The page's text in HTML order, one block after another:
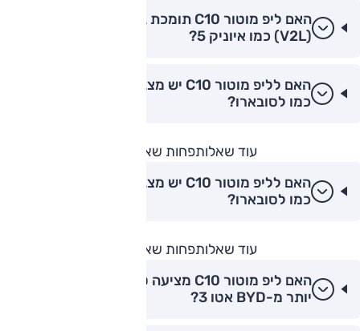
האם ליפ מוטור C10 תומכת בטעינה דו-כיוונית
(V2L) כמו איוניק 5?
האם לליפ מוטור C10 יש מצב נסיעה בשלג/בוץ
כמו לסובארו?
עוד שאלותפחות שאלות
האם לליפ מוטור C10 יש מצב נסיעה בשלג/בוץ
כמו לסובארו?
עוד שאלותפחות שאלות
האם ליפ מוטור C10 מציעה טכנולוגיה מתקדמת
יותר מ-BYD אטו 3?